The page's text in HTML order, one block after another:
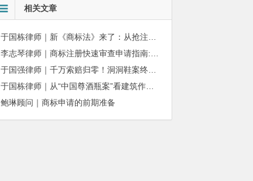
相关文章
于国栋律师｜从“中国尊酒瓶案”看建筑作品著作权保护的司法边界与商用合规
鲍琳顾问｜商标申请的前期准备